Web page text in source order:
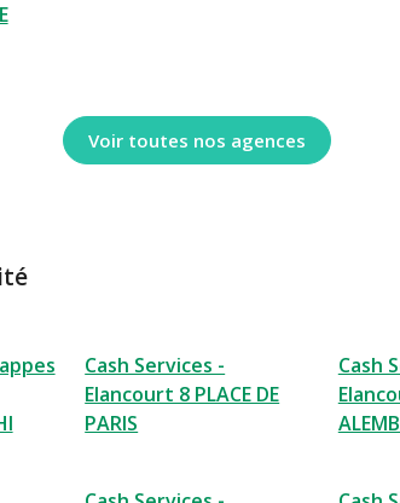
Voir toutes nos agences
Cash Services -
Elancourt 8 PLACE DE
PARIS
Cash